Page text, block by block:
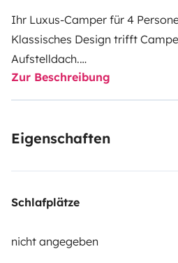
Ihr Luxus-Camper für 4
Klassisches Design trifft
Aufstelldach.
Integrierte Küchenzeile mit
Kühlschrank.
4 Sitz- und Schlafplätze.
2026-1-15-DE.pdf
Die Kaution von 15.500,00
Zur Beschreibung
Eigenschaften
Schlafplätze
nicht angegeben